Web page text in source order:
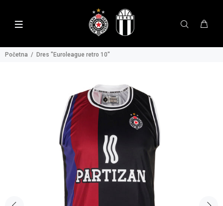
Početna Dres "Euroleague retro 10"